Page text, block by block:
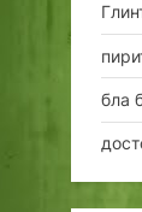
бла